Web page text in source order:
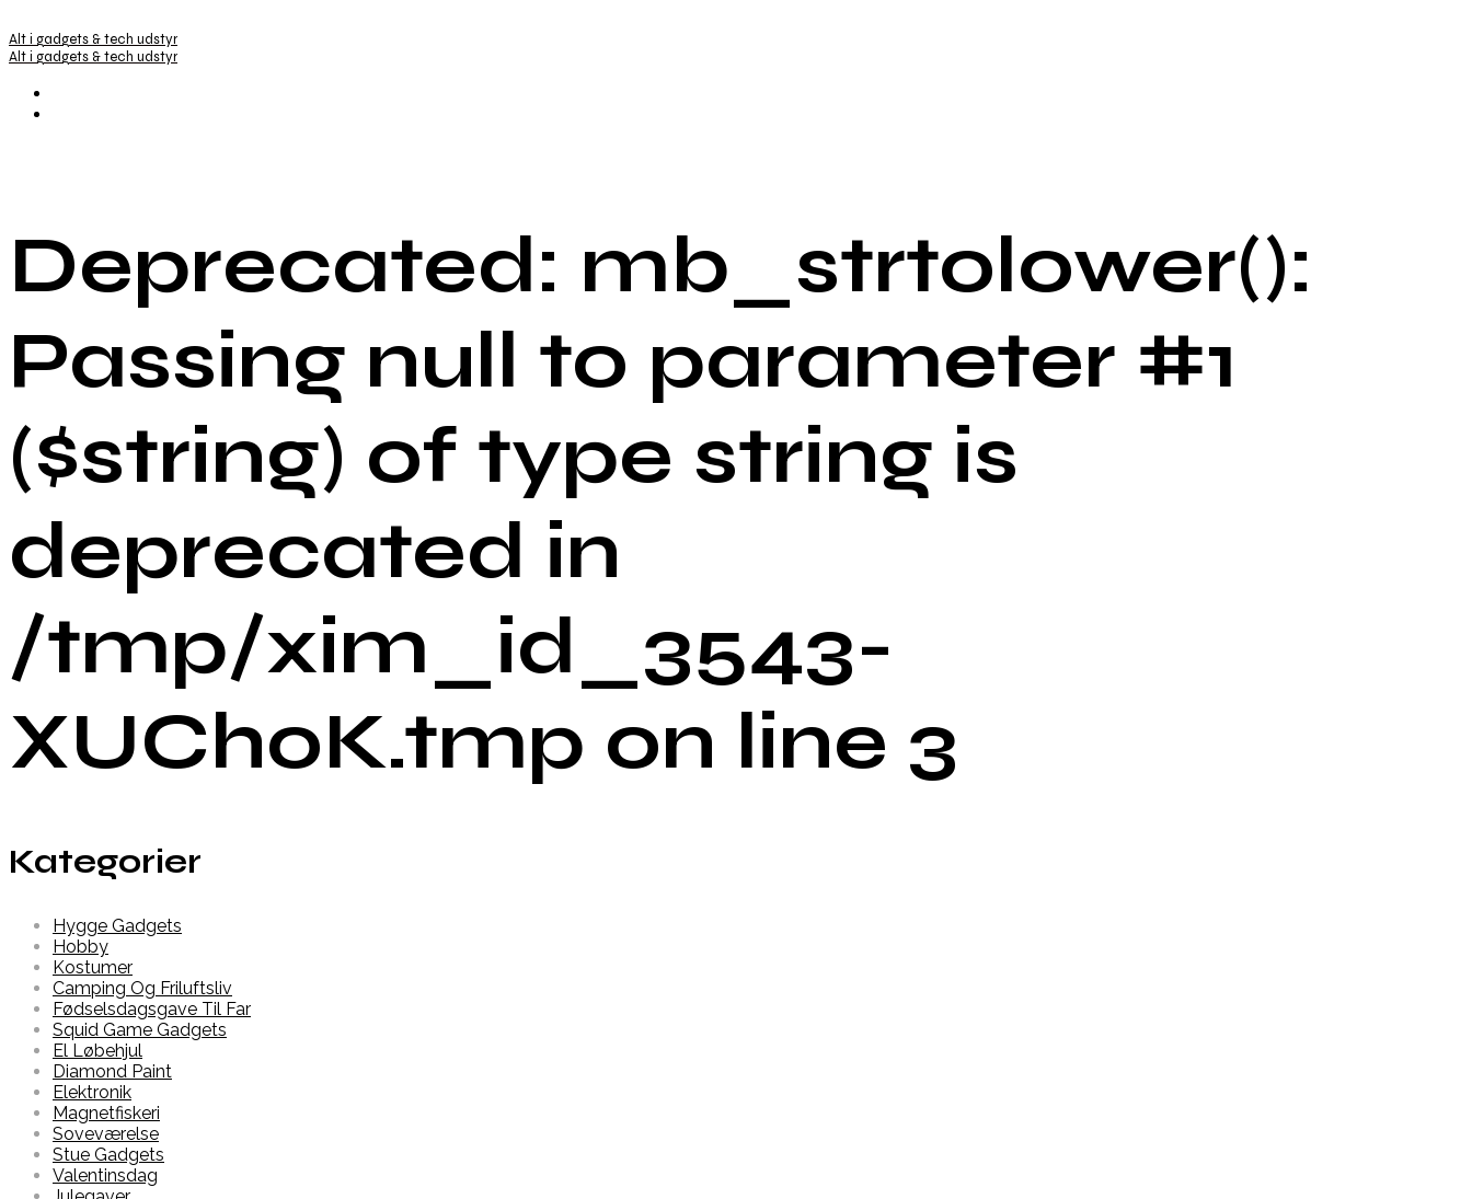
Alt i gadgets & tech udstyr
Alt i gadgets & tech udstyr
Deprecated: mb_strtolower():
Passing null to parameter #1
($string) of type string is
deprecated in
/tmp/xim_id_3543-
XUChoK.tmp on line 3
Kategorier
Hygge Gadgets
Hobby
Kostumer
Camping Og Friluftsliv
Fødselsdagsgave Til Far
Squid Game Gadgets
El Løbehjul
Diamond Paint
Elektronik
Magnetfiskeri
Soveværelse
Stue Gadgets
Valentinsdag